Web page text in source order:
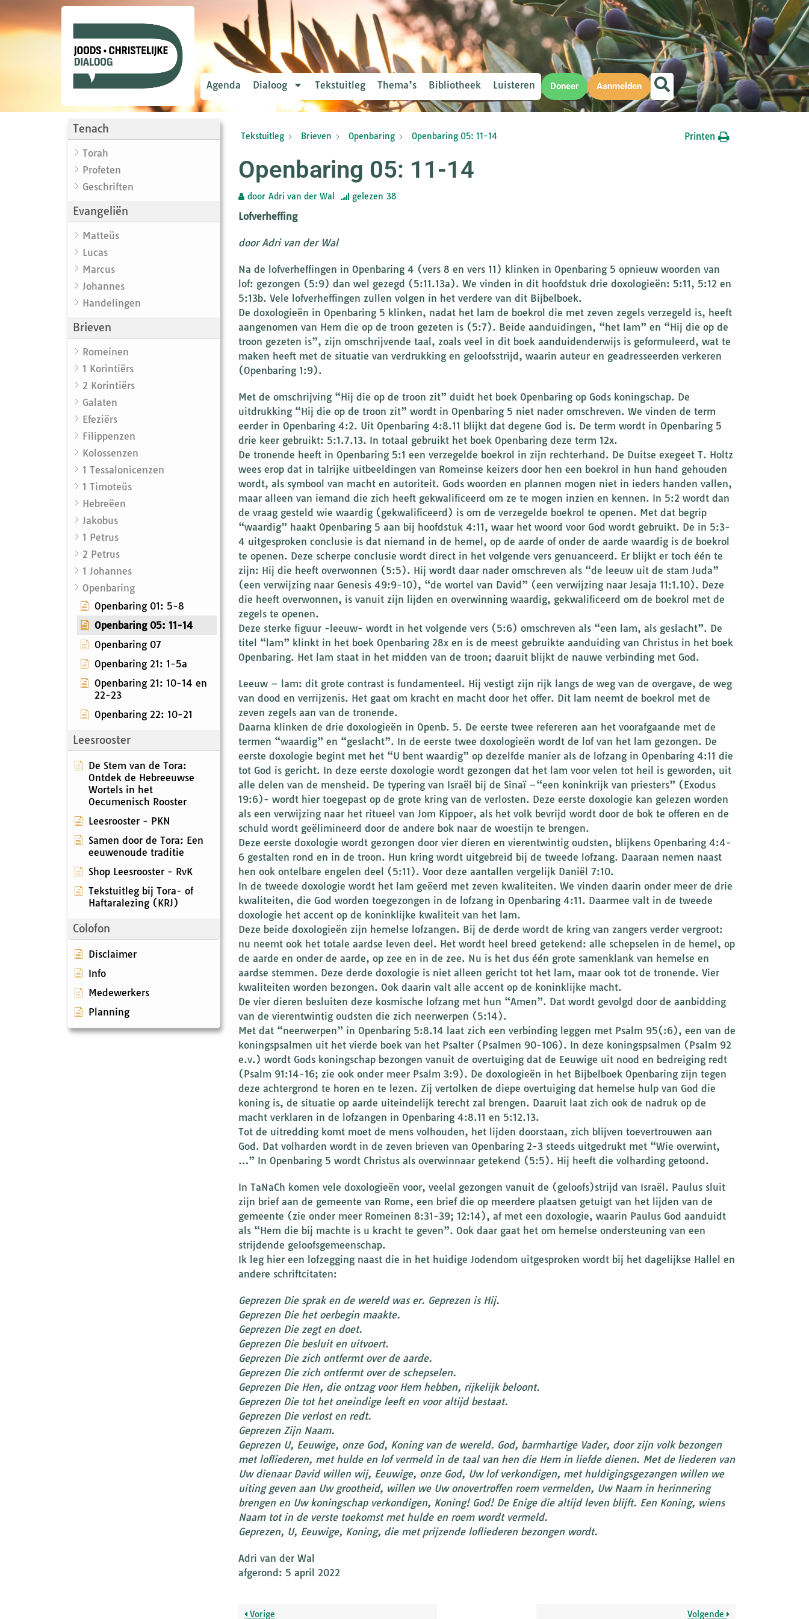
Agenda Dialoog Tekstuitleg Thema’s Bibliotheek Luisteren Doneer Aanmelden
Tenach
Torah
Profeten
Geschriften
Evangeliën
Matteüs
Lucas
Marcus
Johannes
Handelingen
Brieven
Romeinen
1 Korintiërs
2 Korintiërs
Galaten
Efeziërs
Filippenzen
Kolossenzen
1 Tessalonicenzen
1 Timoteüs
Hebreëen
Jakobus
1 Petrus
2 Petrus
1 Johannes
Openbaring
Openbaring 01: 5-8
Openbaring 05: 11-14
Openbaring 07
Openbaring 21: 1-5a
Openbaring 21: 10-14 en
22-23
Openbaring 22: 10-21
Leesrooster
De Stem van de Tora:
Ontdek de Hebreeuwse
Wortels in het
Oecumenisch Rooster
Leesrooster - PKN
Samen door de Tora: Een
eeuwenoude traditie
Shop Leesrooster - RvK
Tekstuitleg bij Tora- of
Haftaralezing (KRJ)
Colofon
Disclaimer
Info
Medewerkers
Planning
Tekstuitleg Brieven Openbaring Openbaring 05: 11-14 Printen
Openbaring 05: 11-14
door Adri van der Wal gelezen 38
Lofverheffing
door Adri van der Wal
Na de lofverheffingen in Openbaring 4 (vers 8 en vers 11) klinken in Openbaring 5 opnieuw woorden van
lof: gezongen (5:9) dan wel gezegd (5:11.13a). We vinden in dit hoofdstuk drie doxologieën: 5:11, 5:12 en
5:13b. Vele lofverheffingen zullen volgen in het verdere van dit Bijbelboek.
De doxologieën in Openbaring 5 klinken, nadat het lam de boekrol die met zeven zegels verzegeld is, heeft
aangenomen van Hem die op de troon gezeten is (5:7). Beide aanduidingen, “het lam” en “Hij die op de
troon gezeten is”, zijn omschrijvende taal, zoals veel in dit boek aanduidenderwijs is geformuleerd, wat te
maken heeft met de situatie van verdrukking en geloofsstrijd, waarin auteur en geadresseerden verkeren
(Openbaring 1:9).
Met de omschrijving “Hij die op de troon zit” duidt het boek Openbaring op Gods koningschap. De
uitdrukking “Hij die op de troon zit” wordt in Openbaring 5 niet nader omschreven. We vinden de term
eerder in Openbaring 4:2. Uit Openbaring 4:8.11 blijkt dat degene God is. De term wordt in Openbaring 5
drie keer gebruikt: 5:1.7.13. In totaal gebruikt het boek Openbaring deze term 12x.
De tronende heeft in Openbaring 5:1 een verzegelde boekrol in zijn rechterhand. De Duitse exegeet T. Holtz
wees erop dat in talrijke uitbeeldingen van Romeinse keizers door hen een boekrol in hun hand gehouden
wordt, als symbool van macht en autoriteit. Gods woorden en plannen mogen niet in ieders handen vallen,
maar alleen van iemand die zich heeft gekwalificeerd om ze te mogen inzien en kennen. In 5:2 wordt dan
de vraag gesteld wie waardig (gekwalificeerd) is om de verzegelde boekrol te openen. Met dat begrip
“waardig” haakt Openbaring 5 aan bij hoofdstuk 4:11, waar het woord voor God wordt gebruikt. De in 5:3-
4 uitgesproken conclusie is dat niemand in de hemel, op de aarde of onder de aarde waardig is de boekrol
te openen. Deze scherpe conclusie wordt direct in het volgende vers genuanceerd. Er blijkt er toch één te
zijn: Hij die heeft overwonnen (5:5). Hij wordt daar nader omschreven als “de leeuw uit de stam Juda”
(een verwijzing naar Genesis 49:9-10), “de wortel van David” (een verwijzing naar Jesaja 11:1.10). Deze
die heeft overwonnen, is vanuit zijn lijden en overwinning waardig, gekwalificeerd om de boekrol met de
zegels te openen.
Deze sterke figuur -leeuw- wordt in het volgende vers (5:6) omschreven als “een lam, als geslacht”. De
titel “lam” klinkt in het boek Openbaring 28x en is de meest gebruikte aanduiding van Christus in het boek
Openbaring. Het lam staat in het midden van de troon; daaruit blijkt de nauwe verbinding met God.
Leeuw – lam: dit grote contrast is fundamenteel. Hij vestigt zijn rijk langs de weg van de overgave, de weg
van dood en verrijzenis. Het gaat om kracht en macht door het offer. Dit lam neemt de boekrol met de
zeven zegels aan van de tronende.
Daarna klinken de drie doxologieën in Openb. 5. De eerste twee refereren aan het voorafgaande met de
termen “waardig” en “geslacht”. In de eerste twee doxologieën wordt de lof van het lam gezongen. De
eerste doxologie begint met het “U bent waardig” op dezelfde manier als de lofzang in Openbaring 4:11 die
tot God is gericht. In deze eerste doxologie wordt gezongen dat het lam voor velen tot heil is geworden, uit
alle delen van de mensheid. De typering van Israël bij de Sinaï –“een koninkrijk van priesters” (Exodus
19:6)- wordt hier toegepast op de grote kring van de verlosten. Deze eerste doxologie kan gelezen worden
als een verwijzing naar het ritueel van Jom Kippoer, als het volk bevrijd wordt door de bok te offeren en de
schuld wordt geëlimineerd door de andere bok naar de woestijn te brengen.
Deze eerste doxologie wordt gezongen door vier dieren en vierentwintig oudsten, blijkens Openbaring 4:4-
6 gestalten rond en in de troon. Hun kring wordt uitgebreid bij de tweede lofzang. Daaraan nemen naast
hen ook ontelbare engelen deel (5:11). Voor deze aantallen vergelijk Daniël 7:10.
In de tweede doxologie wordt het lam geëerd met zeven kwaliteiten. We vinden daarin onder meer de drie
kwaliteiten, die God worden toegezongen in de lofzang in Openbaring 4:11. Daarmee valt in de tweede
doxologie het accent op de koninklijke kwaliteit van het lam.
Deze beide doxologieën zijn hemelse lofzangen. Bij de derde wordt de kring van zangers verder vergroot:
nu neemt ook het totale aardse leven deel. Het wordt heel breed getekend: alle schepselen in de hemel, op
de aarde en onder de aarde, op zee en in de zee. Nu is het dus één grote samenklank van hemelse en
aardse stemmen. Deze derde doxologie is niet alleen gericht tot het lam, maar ook tot de tronende. Vier
kwaliteiten worden bezongen. Ook daarin valt alle accent op de koninklijke macht.
De vier dieren besluiten deze kosmische lofzang met hun “Amen”. Dat wordt gevolgd door de aanbidding
van de vierentwintig oudsten die zich neerwerpen (5:14).
Met dat “neerwerpen” in Openbaring 5:8.14 laat zich een verbinding leggen met Psalm 95(:6), een van de
koningspsalmen uit het vierde boek van het Psalter (Psalmen 90-106). In deze koningspsalmen (Psalm 92
e.v.) wordt Gods koningschap bezongen vanuit de overtuiging dat de Eeuwige uit nood en bedreiging redt
(Psalm 91:14-16; zie ook onder meer Psalm 3:9). De doxologieën in het Bijbelboek Openbaring zijn tegen
deze achtergrond te horen en te lezen. Zij vertolken de diepe overtuiging dat hemelse hulp van God die
koning is, de situatie op aarde uiteindelijk terecht zal brengen. Daaruit laat zich ook de nadruk op de
macht verklaren in de lofzangen in Openbaring 4:8.11 en 5:12.13.
Tot de uitredding komt moet de mens volhouden, het lijden doorstaan, zich blijven toevertrouwen aan
God. Dat volharden wordt in de zeven brieven van Openbaring 2-3 steeds uitgedrukt met “Wie overwint,
…” In Openbaring 5 wordt Christus als overwinnaar getekend (5:5). Hij heeft die volharding getoond.
In TaNaCh komen vele doxologieën voor, veelal gezongen vanuit de (geloofs)strijd van Israël. Paulus sluit
zijn brief aan de gemeente van Rome, een brief die op meerdere plaatsen getuigt van het lijden van de
gemeente (zie onder meer Romeinen 8:31-39; 12:14), af met een doxologie, waarin Paulus God aanduidt
als “Hem die bij machte is u kracht te geven”. Ook daar gaat het om hemelse ondersteuning van een
strijdende geloofsgemeenschap.
Ik leg hier een lofzegging naast die in het huidige Jodendom uitgesproken wordt bij het dagelijkse Hallel en
andere schriftcitaten:
Geprezen Die sprak en de wereld was er. Geprezen is Hij.
Geprezen Die het oerbegin maakte.
Geprezen Die zegt en doet.
Geprezen Die besluit en uitvoert.
Geprezen Die zich ontfermt over de aarde.
Geprezen Die zich ontfermt over de schepselen.
Geprezen Die Hen, die ontzag voor Hem hebben, rijkelijk beloont.
Geprezen Die tot het oneindige leeft en voor altijd bestaat.
Geprezen Die verlost en redt.
Geprezen Zijn Naam.
Geprezen U, Eeuwige, onze God, Koning van de wereld. God, barmhartige Vader, door zijn volk bezongen
met lofliederen, met hulde en lof vermeld in de taal van hen die Hem in liefde dienen. Met de liederen van
Uw dienaar David willen wij, Eeuwige, onze God, Uw lof verkondigen, met huldigingsgezangen willen we
uiting geven aan Uw grootheid, willen we Uw onovertroffen roem vermelden, Uw Naam in herinnering
brengen en Uw koningschap verkondigen, Koning! God! De Enige die altijd leven blijft. Een Koning, wiens
Naam tot in de verste toekomst met hulde en roem wordt vermeld.
Geprezen, U, Eeuwige, Koning, die met prijzende lofliederen bezongen wordt.
Adri van der Wal
afgerond: 5 april 2022
Vorige
Volgende